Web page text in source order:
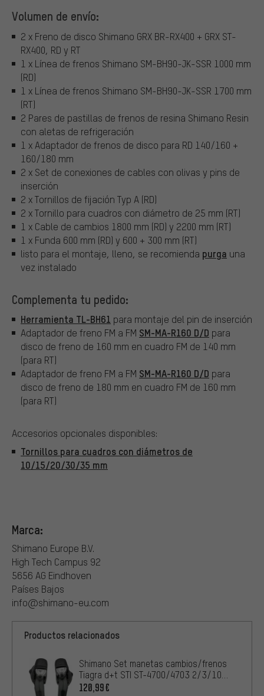
Volumen de envío:
2 x Freno de disco Shimano GRX BR-RX400 + GRX ST-
RX400, RD y RT
1 x Línea de frenos Shimano SM-BH90-JK-SSR 1000 mm
(RD)
1 x Línea de frenos Shimano SM-BH90-JK-SSR 1700 mm
(RT)
2 Pares de pastillas de frenos de resina Shimano Resin
con aletas de refrigeración
1 x Adaptador de frenos de disco para RD 140/160 +
160/180 mm
2 x Set de conexiones de cables con olivas y pins de
inserción
2 x Tornillos de fijación Typ A (RD)
2 x Tornillo para cuadros con diámetro de 25 mm (RT)
1 x Cable de cambios 1800 mm (RD) y 2200 mm (RT)
1 x Funda 600 mm (RD) y 600 + 300 mm (RT)
listo para el montaje, lleno, se recomienda purga una
vez instalado
Complementa tu pedido:
Herramienta TL-BH61 para montaje del pin de inserción
Adaptador de freno FM a FM SM-MA-R160 D/D para
disco de freno de 160 mm en cuadro FM de 140 mm
(para RT)
Adaptador de freno FM a FM SM-MA-R160 D/D para
disco de freno de 180 mm en cuadro FM de 160 mm
(para RT)
Accesorios opcionales disponibles:
Tornillos para cuadros con diámetros de
10/15/20/30/35 mm
Marca:
Shimano Europe B.V.
High Tech Campus 92
5656 AG Eindhoven
Países Bajos
info@shimano-eu.com
Productos relacionados
Shimano Set manetas cambios/frenos
Tiagra d+t STI ST-4700/4703 2/3/10
velocid.
120,99€